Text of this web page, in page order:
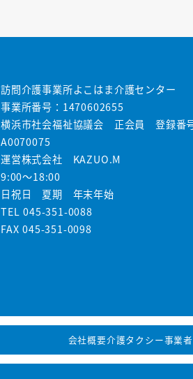
訪問介護事業所よこはま介護センター
事業所番号：1470602655
横浜市社会福祉協議会 正会員 登録番
A0070075
運営株式会社 KAZUO.M
9:00～18:00
日祝日 夏期 年末年始
TEL 045-351-0088
FAX 045-351-0098
会社概要介護タクシー事業